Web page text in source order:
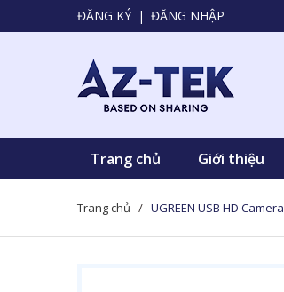
ĐĂNG KÝ | ĐĂNG NHẬP
Trang chủ Giới thiệu
Trang chủ / UGREEN USB HD Camera